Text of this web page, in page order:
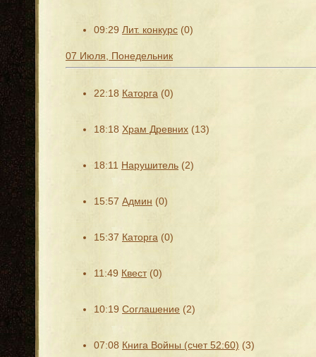
09:29 Лит. конкурс (0)
07 Июля, Понедельник
22:18 Каторга (0)
18:18 Храм Древних (13)
18:11 Нарушитель (2)
15:57 Админ (0)
15:37 Каторга (0)
11:49 Квест (0)
10:19 Соглашение (2)
07:08 Книга Войны (счет 52:60) (3)